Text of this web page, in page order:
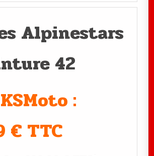
Alpinestars
42
:
€ TTC